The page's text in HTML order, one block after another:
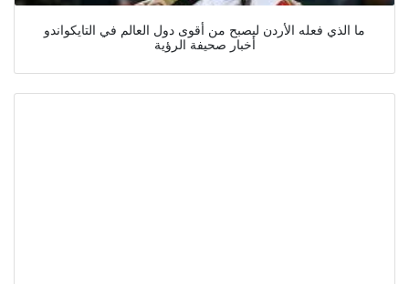
ما الذي فعله الأردن ليصبح من أقوى دول العالم في التايكواندو
أخبار صحيفة الرؤية